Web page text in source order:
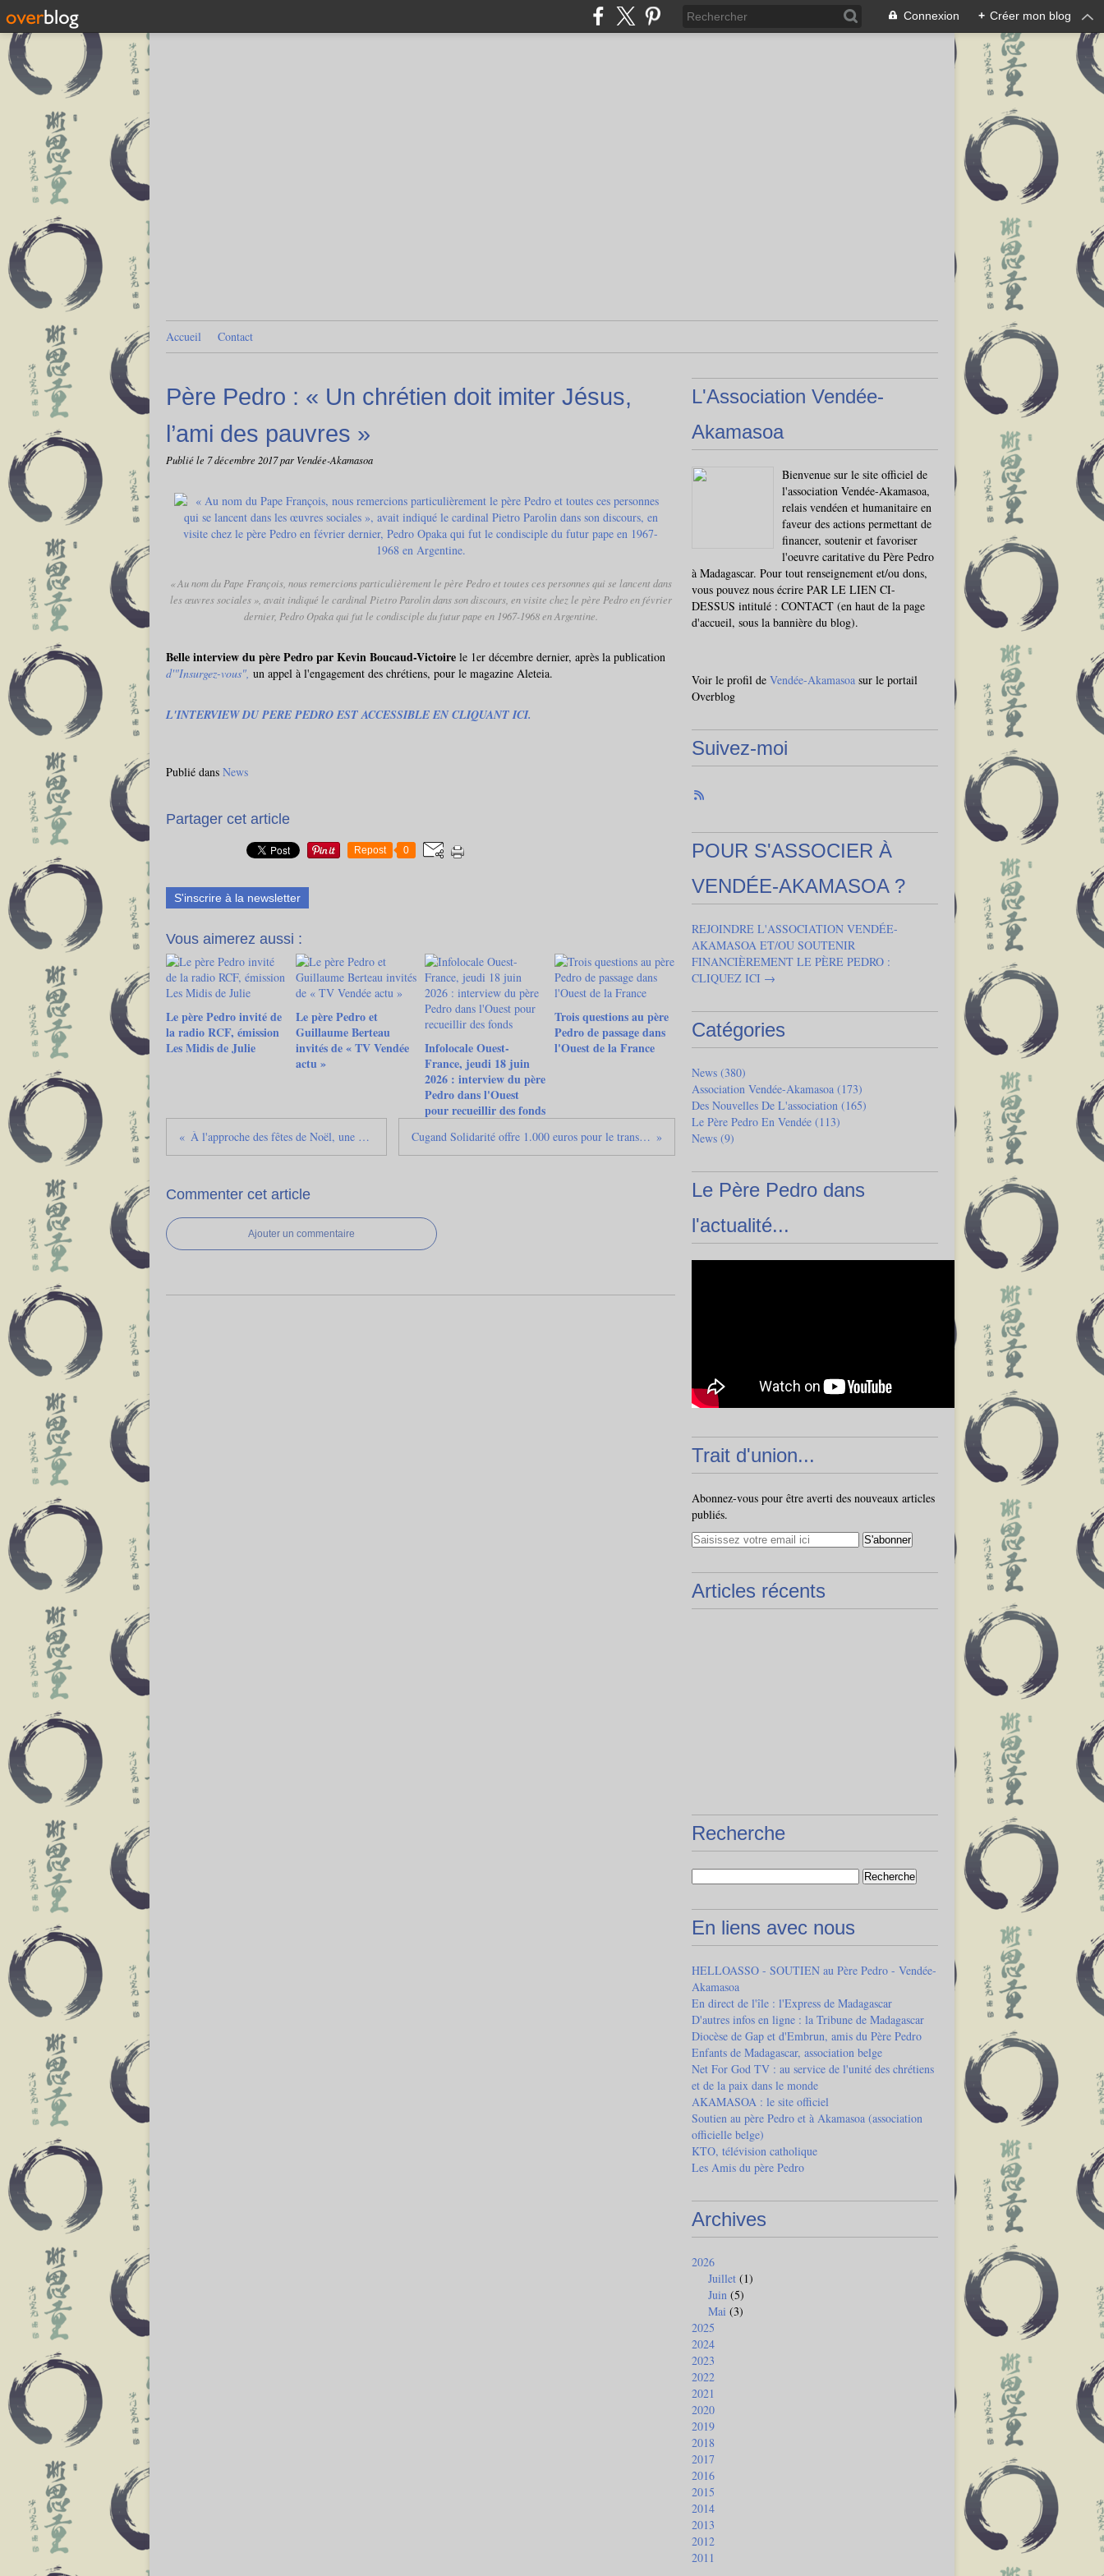
Connexion + Créer mon blog
Accueil Contact
Père Pedro : « Un chrétien doit imiter Jésus,
l’ami des pauvres »
Publié le 7 décembre 2017par Vendée-Akamasoa
« Au nom du Pape François, nous remercions particulièrement le père Pedro et toutes ces personnes qui se lancent dans
les œuvres sociales », avait indiqué le cardinal Pietro Parolin dans son discours, en visite chez le père Pedro en février
dernier, Pedro Opaka qui fut le condisciple du futur pape en 1967-1968 en Argentine.
Belle interview du père Pedro par Kevin Boucaud-Victoire le 1er décembre dernier, après la publication
d'"Insurgez-vous", un appel à l'engagement des chrétiens, pour le magazine Aleteia.
L'INTERVIEW DU PERE PEDRO EST ACCESSIBLE EN CLIQUANT ICI.
Publié dans News
Partager cet article
Repost 0
S'inscrire à la newsletter
Vous aimerez aussi :
Le père Pedro invité de
la radio RCF, émission
Les Midis de Julie
Le père Pedro et
Guillaume Berteau
invités de « TV Vendée
actu »
Infolocale Ouest-
France, jeudi 18 juin
2026 : interview du père
Pedro dans l'Ouest
pour recueillir des fonds
Trois questions au père
Pedro de passage dans
l'Ouest de la France
À l'approche des fêtes de Noël, une pensée pour le père Pedro et ses protégé(e)s Cugand Solidarité offre 1.000 euros pour le transport du prochain container de Vendée vers Madagascar
Commenter cet article
Ajouter un commentaire
L'Association Vendée-
Akamasoa
Bienvenue sur le site officiel de
l'association Vendée-Akamasoa,
relais vendéen et humanitaire en
faveur des actions permettant de
financer, soutenir et favoriser
l'oeuvre caritative du Père Pedro
à Madagascar. Pour tout renseignement et/ou dons,
vous pouvez nous écrire PAR LE LIEN CI-
DESSUS intitulé : CONTACT (en haut de la page
d'accueil, sous la bannière du blog).
Voir le profil de Vendée-Akamasoa sur le portail
Overblog
Suivez-moi
POUR S'ASSOCIER À
VENDÉE-AKAMASOA ?
REJOINDRE L'ASSOCIATION VENDÉE-
AKAMASOA ET/OU SOUTENIR
FINANCIÈREMENT LE PÈRE PEDRO :
CLIQUEZ ICI →
Catégories
News (380)
Association Vendée-Akamasoa (173)
Des Nouvelles De L'association (165)
Le Père Pedro En Vendée (113)
News (9)
Le Père Pedro dans
l'actualité...
Trait d'union...
Abonnez-vous pour être averti des nouveaux articles
publiés.
Articles récents
Recherche
En liens avec nous
HELLOASSO - SOUTIEN au Père Pedro - Vendée-
Akamasoa
En direct de l'île : l'Express de Madagascar
D'autres infos en ligne : la Tribune de Madagascar
Diocèse de Gap et d'Embrun, amis du Père Pedro
Enfants de Madagascar, association belge
Net For God TV : au service de l'unité des chrétiens
et de la paix dans le monde
AKAMASOA : le site officiel
Soutien au père Pedro et à Akamasoa (association
officielle belge)
KTO, télévision catholique
Les Amis du père Pedro
Archives
2026
Juillet (1)
Juin (5)
Mai (3)
2025
2024
2023
2022
2021
2020
2019
2018
2017
2016
2015
2014
2013
2012
2011